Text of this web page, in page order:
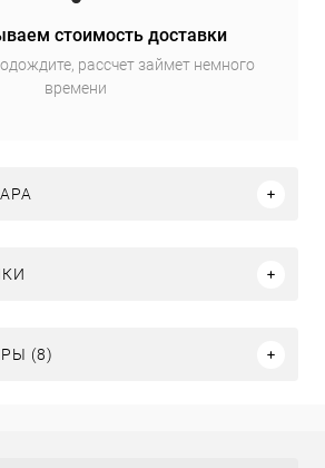
стоимость доставки
рассчет займет немного
времени
(8)